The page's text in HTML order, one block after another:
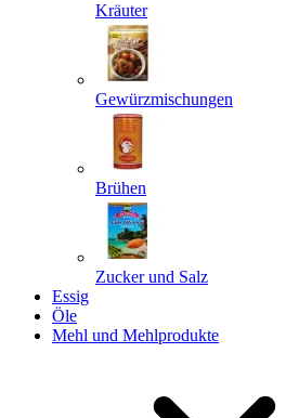
Kräuter
Gewürzmischungen
Brühen
Zucker und Salz
Essig
Öle
Mehl und Mehlprodukte